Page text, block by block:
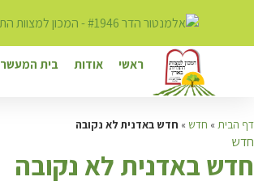
ראשי אודות בית המעשר
דף הבית » חדש » חדש באדנית לא נקובה
חדש
חדש באדנית לא נקובה